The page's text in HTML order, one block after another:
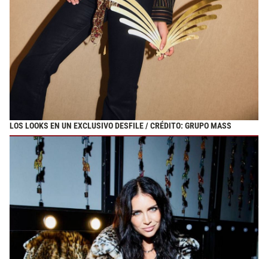
LOS LOOKS EN UN EXCLUSIVO DESFILE / CRÉDITO: GRUPO MASS